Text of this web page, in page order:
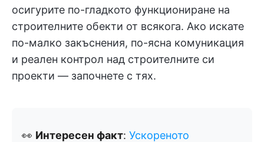
осигурите по-гладкото функциониране на
строителните обекти от всякога. Ако искате
по-малко закъснения, по-ясна комуникация
и реален контрол над строителните си
проекти — започнете с тях.
👀 Интересен факт: Ускореното